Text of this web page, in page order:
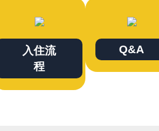
入住流
程
Q&A